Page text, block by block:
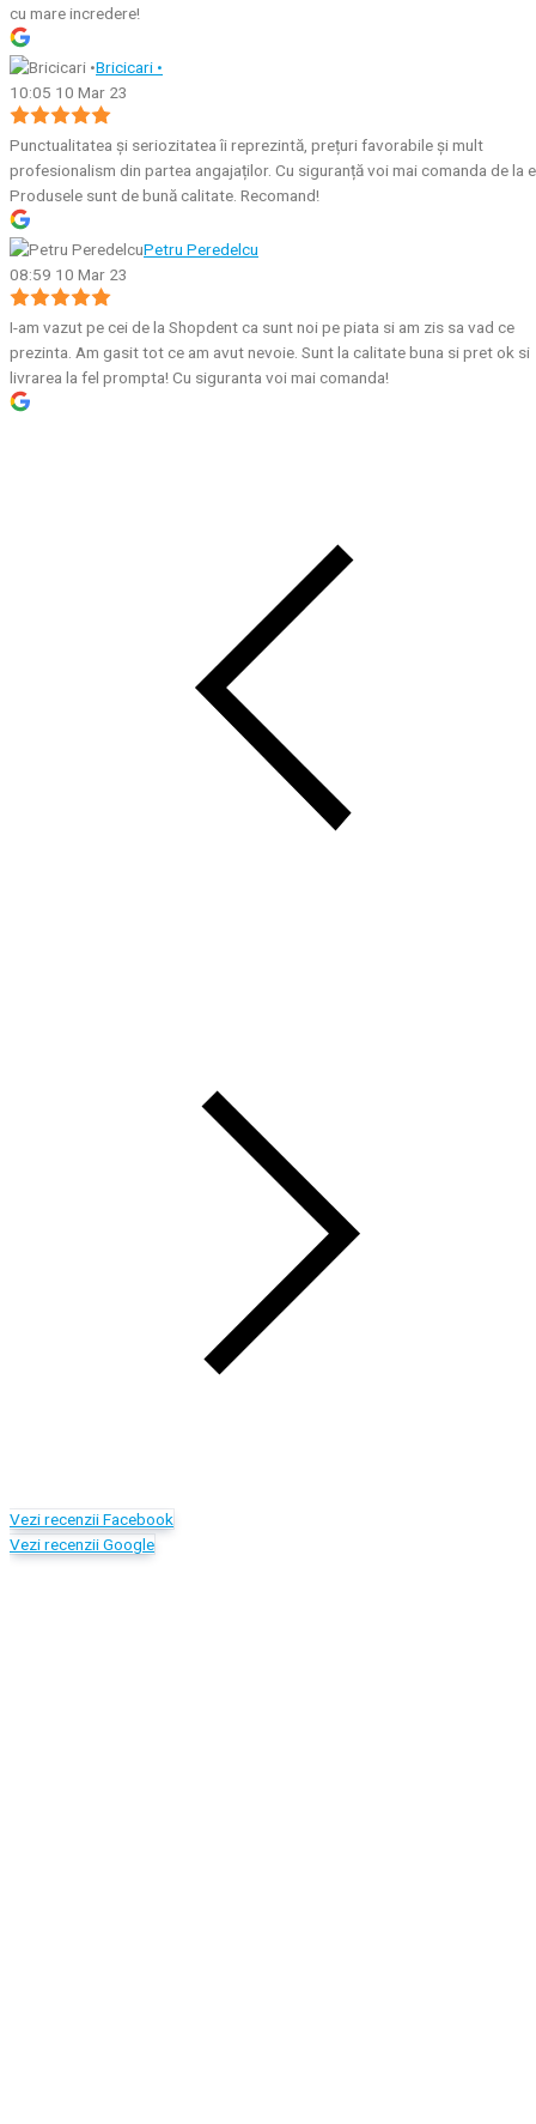
cu mare incredere!
Bricicari •
10:05 10 Mar 23
Punctualitatea și seriozitatea îi reprezintă, prețuri favorabile și mult
profesionalism din partea angajaților. Cu siguranță voi mai comanda de la
Produsele sunt de bună calitate. Recomand!
Petru Peredelcu
08:59 10 Mar 23
I-am vazut pe cei de la Shopdent ca sunt noi pe piata si am zis sa vad ce
prezinta. Am gasit tot ce am avut nevoie. Sunt la calitate buna si pret ok si
livrarea la fel prompta! Cu siguranta voi mai comanda!
Vezi recenzii Facebook
Vezi recenzii Google